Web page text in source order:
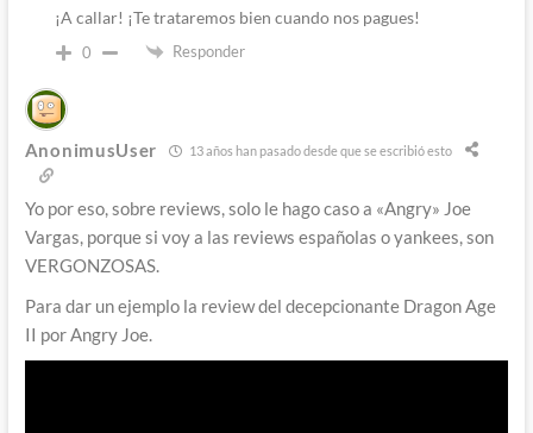
¡A callar! ¡Te trataremos bien cuando nos pagues!
0 Responder
AnonimusUser 13 años han pasado desde que se escribió esto
Yo por eso, sobre reviews, solo le hago caso a «Angry» Joe
Vargas, porque si voy a las reviews españolas o yankees, son
VERGONZOSAS.
Para dar un ejemplo la review del decepcionante Dragon Age
II por Angry Joe.